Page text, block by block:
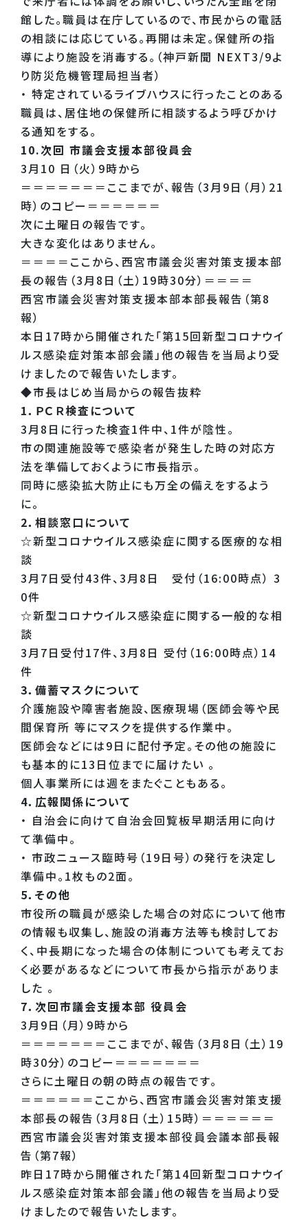
館した。職員は在庁しているので、市民からの電話
の相談には応じている。再開は未定。保健所の指
導により施設を消毒する。（神戸新聞 NEXT3/9よ
り防災危機管理局担当者）
・ 特定されているライブハウスに行ったことのある
職員は、居住地の保健所に相談するよう呼びかけ
る通知をする。
10.次回 市議会支援本部役員会
3月10 日（火）9時から
＝＝＝＝＝＝＝ここまでが、報告（3月9日（月）21
時）のコピー＝＝＝＝＝＝
次に土曜日の報告です。
大きな変化はありません。
＝＝＝＝ここから、西宮市議会災害対策支援本部
長の報告（3月8日（土）19時30分）＝＝＝＝
西宮市議会災害対策支援本部本部長報告（第8
報）
本日17時から開催された「第15回新型コロナウイ
ルス感染症対策本部会議」他の報告を当局より受
けましたので報告いたします。
◆市長はじめ当局からの報告抜粋
1．ＰＣＲ検査について
3月8日に行った検査1件中、1件が陰性。
市の関連施設等で感染者が発生した時の対応方
法を準備しておくように市長指示。
同時に感染拡大防止にも万全の備えをするよう
に。
2．相談窓口について
☆新型コロナウイルス感染症に関する医療的な相
談
3月7日受付43件、3月8日 受付（16:00時点） 3
0件
☆新型コロナウイルス感染症に関する一般的な相
談
3月7日受付17件、3月8日 受付（16:00時点）14
件
3．備蓄マスクについて
介護施設や障害者施設、医療現場（医師会等や民
間保育所 等にマスクを提供する作業中。
医師会などには9日に配付予定。その他の施設に
も基本的に13日位までに届けたい 。
個人事業所には週をまたぐこともある。
4．広報関係について
・ 自治会に向けて自治会回覧板早期活用に向け
て準備中。
・ 市政ニュース臨時号（19日号）の発行を決定し
準備中。1枚もの2面。
5．その他
市役所の職員が感染した場合の対応について他市
の情報も収集し、施設の消毒方法等も検討してお
く、中長期になった場合の体制についても考えてお
く必要があるなどについて市長から指示がありま
した 。
7．次回市議会支援本部 役員会
3月9日（月）9時から
＝＝＝＝＝＝＝ここまでが、報告（3月8日（土）19
時30分）のコピー＝＝＝＝＝＝＝
さらに土曜日の朝の時点の報告です。
＝＝＝＝＝＝ここから、西宮市議会災害対策支援
本部長の報告（3月8日（土）15時）＝＝＝＝＝＝
西宮市議会災害対策支援本部役員会議本部長報
告（第7報）
昨日17時から開催された「第14回新型コロナウイ
ルス感染症対策本部会議」他の報告を当局より受
けましたので報告いたします。